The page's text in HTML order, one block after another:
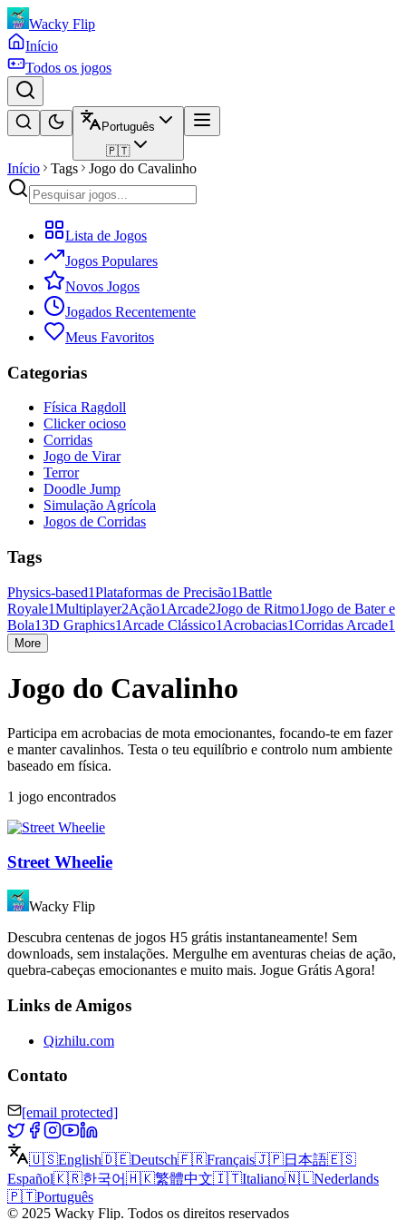
Wacky Flip
Início
Todos os jogos
Português
🇵🇹
Início Tags Jogo do Cavalinho
Lista de Jogos
Jogos Populares
Novos Jogos
Jogados Recentemente
Meus Favoritos
Categorias
Física Ragdoll
Clicker ocioso
Corridas
Jogo de Virar
Terror
Doodle Jump
Simulação Agrícola
Jogos de Corridas
Tags
Physics-based1Plataformas de Precisão1Battle
Royale1Multiplayer2Ação1 Arcade2Jogo de Ritmo1Jogo de Bater e
Bola13D Graphics1 Arcade Clássico1 Acrobacias1Corridas Arcade1
More
Jogo do Cavalinho
Participa em acrobacias de mota emocionantes, focando-te em fazer
e manter cavalinhos. Testa o teu equilíbrio e controlo num ambiente
baseado em física.
1 jogo encontrados
Street Wheelie
Wacky Flip
Descubra centenas de jogos H5 grátis instantaneamente! Sem
downloads, sem instalações. Mergulhe em aventuras cheias de ação,
quebra-cabeças emocionantes e muito mais. Jogue Grátis Agora!
Links de Amigos
Qizhilu.com
Contato
[email protected]
🇺🇸English🇩🇪Deutsch🇫🇷Français🇯🇵日本語🇪🇸
Español🇰🇷한국어🇭🇰繁體中文🇮🇹Italiano🇳🇱Nederlands
🇵🇹Português
© 2025 Wacky Flip. Todos os direitos reservados